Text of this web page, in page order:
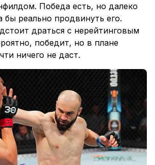
Победа есть, но далеко
бы реально продвинуть его.
драться с нерейтинговым
победит, но в плане
ничего не даст.